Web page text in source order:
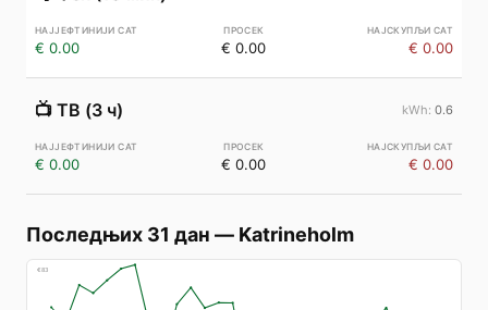
€ 0.00 € 0.00 € 0.00
📺 ТВ (3 ч) 0.6
€ 0.00 € 0.00 € 0.00
Последњих 31 дан — Katrineholm
€83